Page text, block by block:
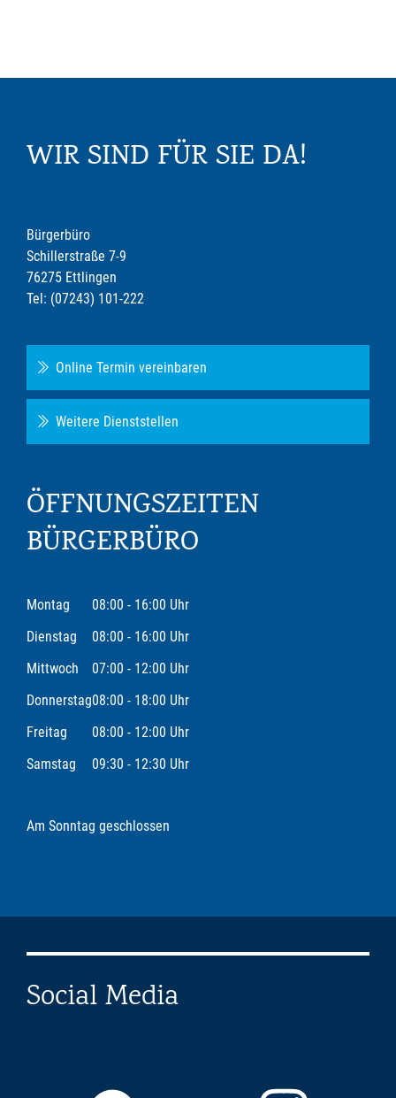
WIR SIND FÜR SIE DA!
Bürgerbüro
Schillerstraße 7-9
76275 Ettlingen
Tel: (07243) 101-222
Online Termin vereinbaren
Weitere Dienststellen
ÖFFNUNGSZEITEN
BÜRGERBÜRO
Montag
08:00 - 16:00 Uhr
Dienstag
08:00 - 16:00 Uhr
Mittwoch
07:00 - 12:00 Uhr
Donnerstag08:00 - 18:00 Uhr
Freitag
08:00 - 12:00 Uhr
Samstag
09:30 - 12:30 Uhr
Am Sonntag geschlossen
Social Media